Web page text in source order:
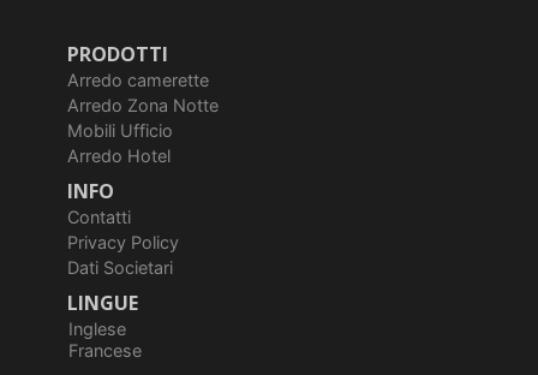
PRODOTTI
Arredo camerette
Arredo Zona Notte
Mobili Ufficio
Arredo Hotel
INFO
Contatti
Privacy Policy
Dati Societari
LINGUE
Inglese
Francese